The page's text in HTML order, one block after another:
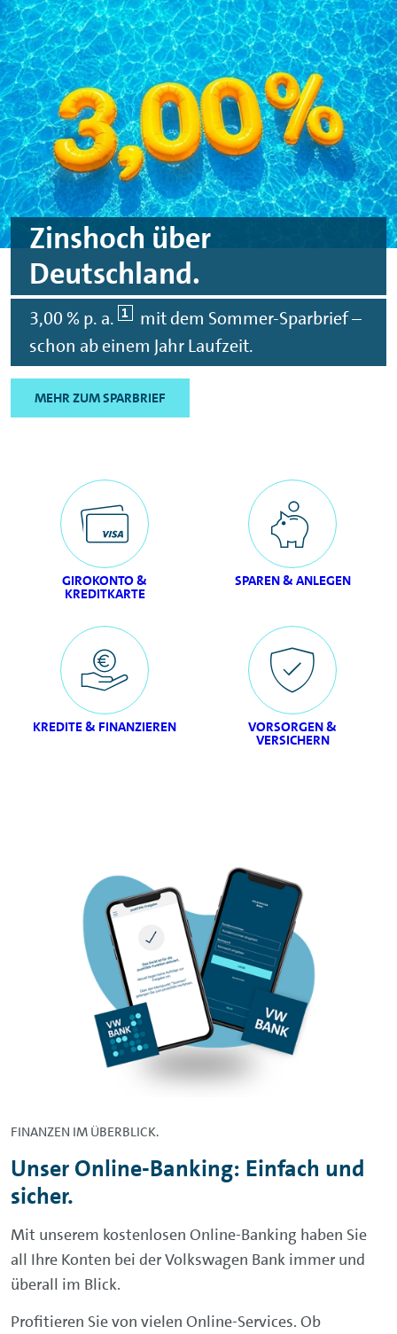
Spinge zu Hauptinhalten
Springe zu Footer
Zinshoch über
Deutschland.
3,00 % p. a. 1
mit dem Sommer-Sparbrief –
schon ab einem Jahr Laufzeit.
MEHR ZUM SPARBRIEF
GIROKONTO &
KREDITKARTE
SPAREN & ANLEGEN
KREDITE & FINANZIEREN VORSORGEN &
VERSICHERN
FINANZEN IM ÜBERBLICK.
Unser Online-Banking: Einfach und
sicher.
Mit unserem kostenlosen Online-Banking haben Sie
all Ihre Konten bei der Volkswagen Bank immer und
überall im Blick.
Profitieren Sie von vielen Online-Services. Ob